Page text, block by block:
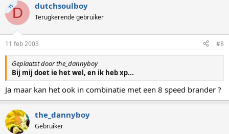
TSD dutchsoulboy
Terugkerende gebruiker
11 feb 2003 #8
Geplaatst door the_dannyboy
Bij mij doet ie het wel, en ik heb xp...
Ja maar kan het ook in combinatie met een 8 speed brander ?
the_dannyboy
Gebruiker